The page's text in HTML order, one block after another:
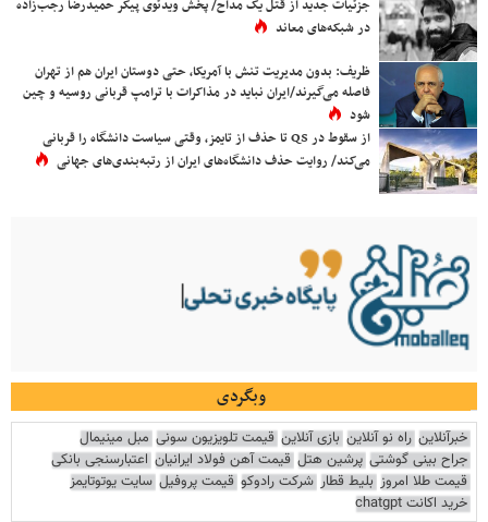
جزئیات جدید از قتل یک مداح/ پخش ویدئوی پیکر حمیدرضا رجب‌زاده
در شبکه‌های معاند
ظریف: بدون مدیریت تنش با آمریکا، حتی دوستان ایران هم از تهران
فاصله می‌گیرند/ایران نباید در مذاکرات با ترامپ قربانی روسیه و چین
شود
از سقوط در QS تا حذف از تایمز، وقتی سیاست دانشگاه را قربانی
می‌کند/ روایت حذف دانشگاه‌های ایران از رتبه‌بندی‌های جهانی
وبگردی
خبرآنلاین راه نو آنلاین بازی آنلاین قیمت تلویزیون سونی مبل مینیمال
جراح بینی گوشتی پرشین هتل قیمت آهن فولاد ایرانیان اعتبارسنجی بانکی
قیمت طلا امروز بلیط قطار شرکت رادوکو قیمت پروفیل سایت یوتوتایمز
خرید اکانت chatgpt